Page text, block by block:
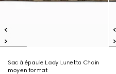
Sac à épaule Lady Lunetta Chain
moyen format